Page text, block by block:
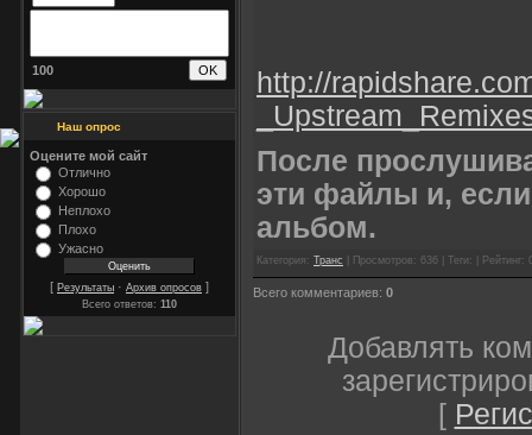
100
Наш опрос
Оцените мой сайт
Отлично
Хорошо
Неплохо
Плохо
Ужасно
[ Результаты · Архив опросов ]
Всего ответов: 110
http://
После
эти файлы и,
альбом.
Категория: Транс | Просмотров: 636 | Теги: | Рейтинг:
Всего комментариев: 0
Добавлять
[